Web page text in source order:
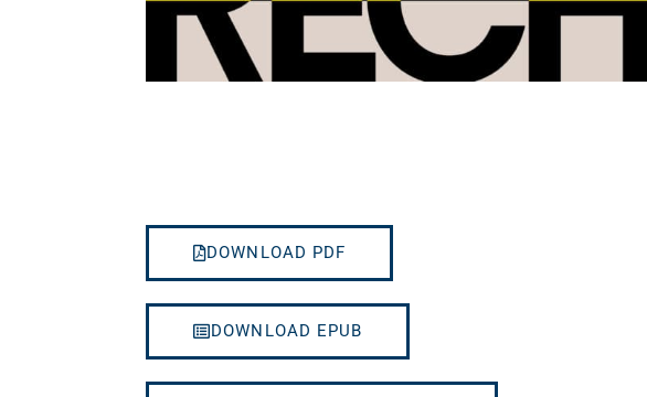
DOWNLOAD PDF
DOWNLOAD EPUB